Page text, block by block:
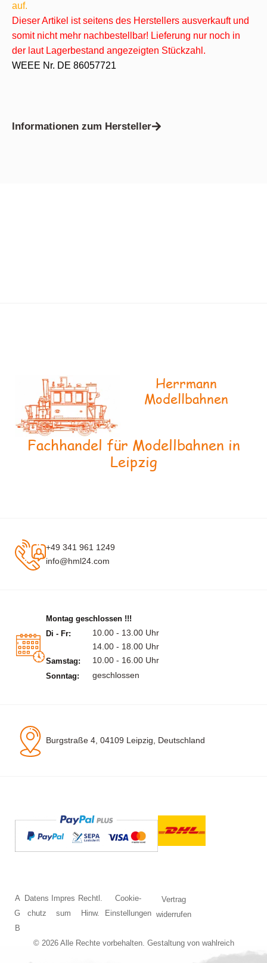
auf.
Dieser Artikel ist seitens des Herstellers ausverkauft und
somit nicht mehr nachbestellbar! Lieferung nur noch in
der laut Lagerbestand angezeigten Stückzahl.
WEEE Nr. DE 86057721
Informationen zum Hersteller
Herrmann
Modellbahnen
Fachhandel für Modellbahnen in
Leipzig
+49 341 961 1249
info@hml24.com
Montag geschlossen !!!
Di - Fr:
10.00 - 13.00 Uhr
14.00 - 18.00 Uhr
Samstag: 10.00 - 16.00 Uhr
Sonntag: geschlossen
Burgstraße 4, 04109 Leipzig, Deutschland
© 2026 Alle Rechte vorbehalten. Gestaltung von wahlreich
A
G
B
Datens
chutz
Impres
sum
Rechtl.
Hinw.
Cookie-
Einstellungen
Vertrag
widerrufen